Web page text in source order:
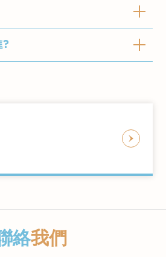
大多數器官產生重要影響。
（甲亢）是指甲狀腺因不同原
出現不同的臨床症狀。
狀腺腫 (Toxic adenoma)：
異常增殖導致細胞不受控制
狀腺素。
出現。
儲存的甲狀腺素釋放到血液
明顯下降
以及相關症狀。 臨床觸診
、頸部是否有其他腫塊或淋
能
括對身體甲狀腺激素產生的評
檢查獲得。 甲狀腺功能檢查
一種非侵入性檢查。 檢查
。甲狀腺風暴的發生是因為
適當的治療或者沒有得到控
的外界重大刺激，如外傷、
能會爆發甲狀腺風暴。
躁、全身震顫等症狀。 如果
的急救，可能會出現意識不
長期眼球突出，眼瞼閉合不
至眼部神經受損，導致失明。
的病因，然後根據病因做出
亢的主要方法。 醫生會開抗
藥物的作用是抑制甲狀腺激
藥時需要密切監測體內甲狀
甲狀腺藥物有卡比馬唑和丙
?
甲狀腺增生達到5～6厘米
樣突出在頸部，可以觸摸到。
：整體性甲狀腺腫和局部性甲
增生時，它會觸及鎖骨，使
，可能與激素分泌沒有直接關
絡我們